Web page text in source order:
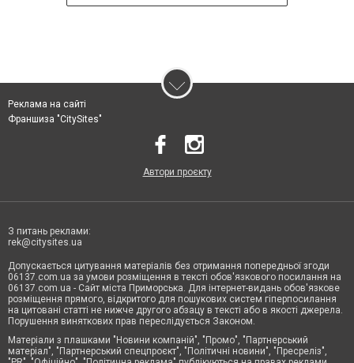
Реклама на сайті
Франшиза "CitySites"
Автори проєкту
З питань реклами:
rek@citysites.ua
Допускається цитування матеріалів без отримання попередньої згоди
06137.com.ua за умови розміщення в тексті обов'язкового посилання на
06137.com.ua - Сайт міста Приморська. Для інтернет-видань обов'язкове
розміщення прямого, відкритого для пошукових систем гіперпосилання
на цитовані статті не нижче другого абзацу в тексті або в якості джерела.
Порушення виняткових прав переслідується Законом.
Матеріали з плашками "Новини компаній", "Промо", "Партнерський
матеріал", "Партнерський спецпроєкт", "Політичні новини", "Пресреліз",